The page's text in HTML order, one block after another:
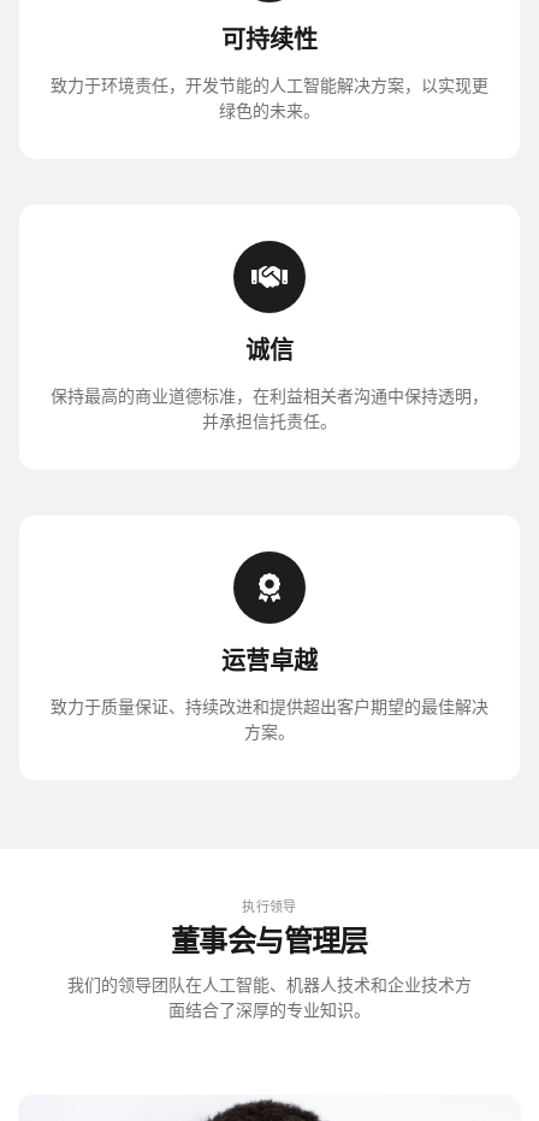
可持续性
致力于环境责任，开发节能的人工智能解决方案，以实现更
绿色的未来。
诚信
保持最高的商业道德标准，在利益相关者沟通中保持透明，
并承担信托责任。
运营卓越
致力于质量保证、持续改进和提供超出客户期望的最佳解决
方案。
执行领导
董事会与管理层
我们的领导团队在人工智能、机器人技术和企业技术方
面结合了深厚的专业知识。